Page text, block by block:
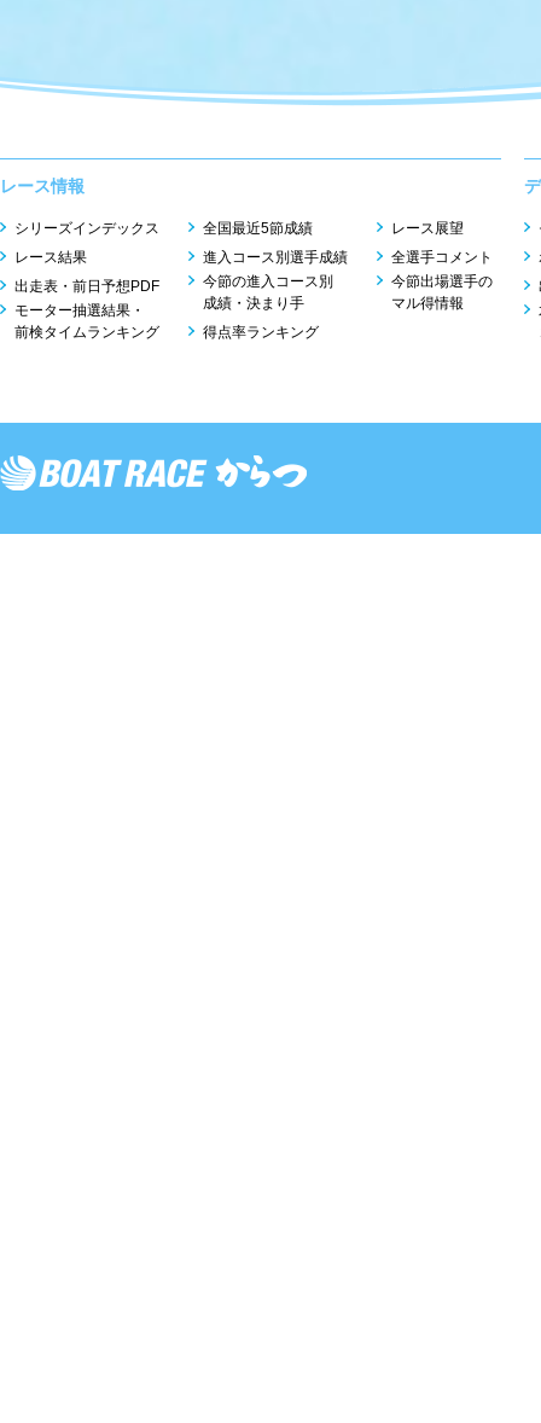
レース情報
シリーズインデックス
レース結果
出走表・前日予想PDF
モーター抽選結果・
前検タイムランキング
全国最近5節成績
進入コース別選手成績
今節の進入コース別
成績・決まり手
得点率ランキング
レース展望
全選手コメント
今節出場選手の
マル得情報